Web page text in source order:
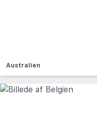
Australien